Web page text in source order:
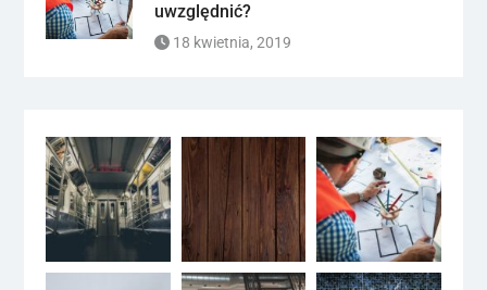
uwzględnić?
18 kwietnia, 2019